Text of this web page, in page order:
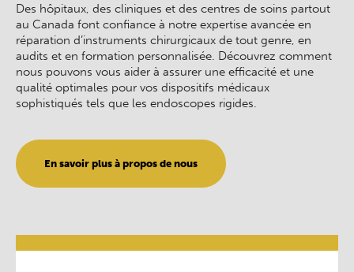
Des hôpitaux, des cliniques et des centres de soins partout
au Canada font confiance à notre expertise avancée en
réparation d’instruments chirurgicaux de tout genre, en
audits et en formation personnalisée. Découvrez comment
nous pouvons vous aider à assurer une efficacité et une
qualité optimales pour vos dispositifs médicaux
sophistiqués tels que les endoscopes rigides.
En savoir plus à propos de nous